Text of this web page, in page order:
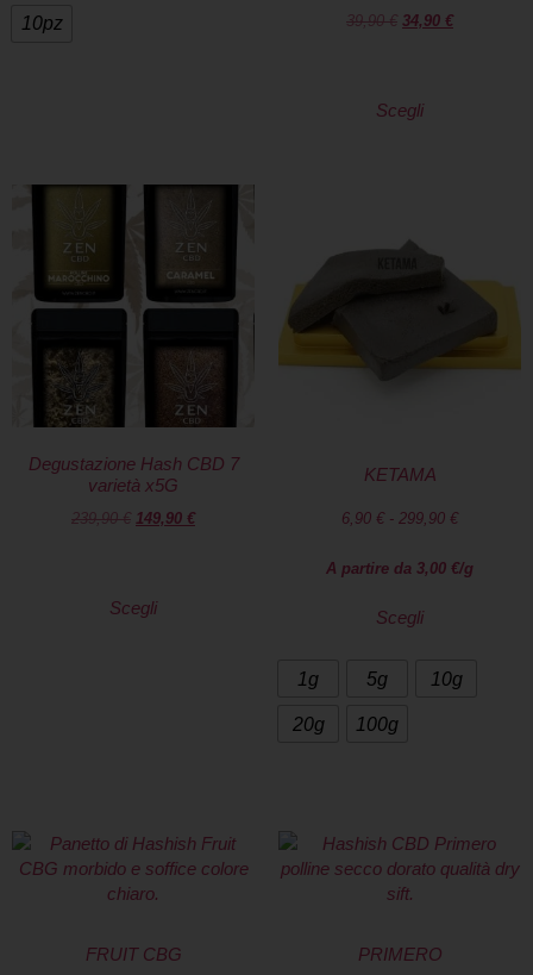
10pz 39,90€ 34,90 €
Scegli
Degustazione Hash CBD 7
varietà x5G
239,90€ 149,90 €
Scegli
KETAMA
6,90 € - 299,90 €
A partire da 3,00 €/g
Scegli
1g 5g 10g
20g 100g
FRUIT CBG PRIMERO